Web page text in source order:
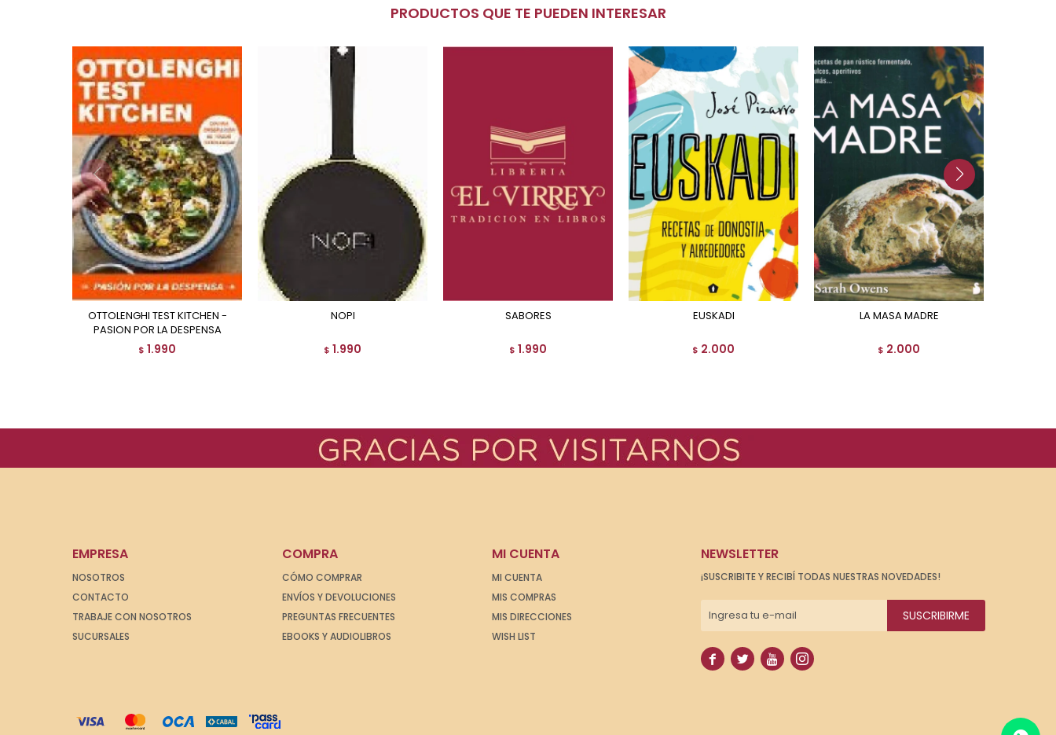
PRODUCTOS QUE TE PUEDEN INTERESAR
OTTOLENGHI TEST KITCHEN -
PASION POR LA DESPENSA
$ 1.990
NOPI
$ 1.990
SABORES
$ 1.990
EUSKADI
$ 2.000
LA MASA MADRE
$ 2.000
EMPRESA
NOSOTROS
CONTACTO
TRABAJE CON NOSOTROS
SUCURSALES
COMPRA
CÓMO COMPRAR
ENVÍOS Y DEVOLUCIONES
PREGUNTAS FRECUENTES
EBOOKS Y AUDIOLIBROS
MI CUENTA
MI CUENTA
MIS COMPRAS
MIS DIRECCIONES
WISH LIST
NEWSLETTER
¡SUSCRIBITE Y RECIBÍ TODAS NUESTRAS NOVEDADES!
SUSCRIBIRME
   